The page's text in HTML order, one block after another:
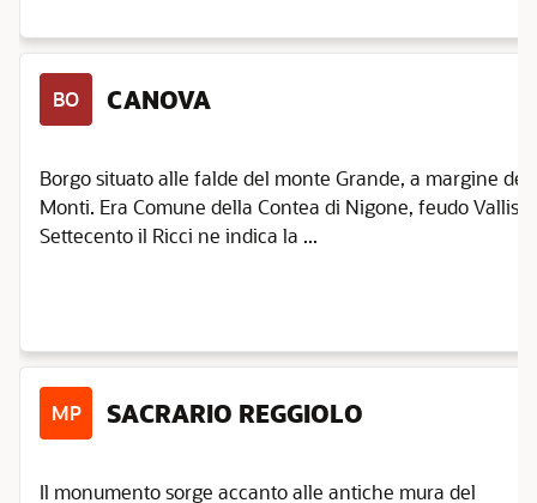
BO CANOVA
Borgo situato alle falde del monte Grande, a margine
Monti. Era Comune della Contea di Nigone, feudo
Settecento il Ricci ne indica la ...
MP SACRARIO REGGIOLO
Il monumento sorge accanto alle antiche mura del